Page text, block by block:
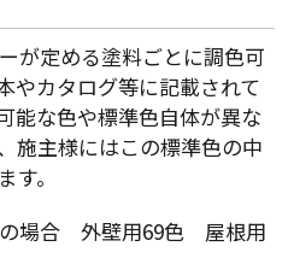
が定める塗料ごとに調色可
やカタログ等に記載されて
能な色や標準色自体が異な
施主様にはこの標準色の中
。
の場合 外壁用69色 屋根用